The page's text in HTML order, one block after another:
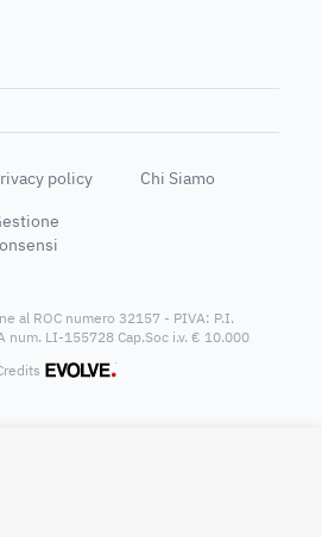
policy
Chi Siamo
al ROC numero 32157 - PIVA: P.I.
num. LI-155728 Cap.Soc i.v. € 10.000
®